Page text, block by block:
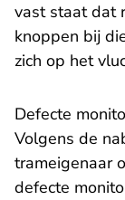
vast staat dat
knoppen bij
zich op het
Defecte
Volgens de
trameigenaar
defecte